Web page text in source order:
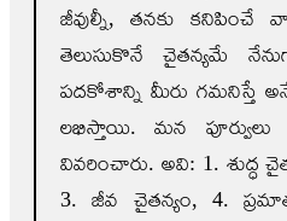
జీవుల్నీ, తనకు
తెలుసుకొనే చైతన్యమే
పదకోశాన్ని మీరు గమనిస్తే
లభిస్తాయి. మన పూర్వులు
వివరించారు. అవి: 1. శుద్ధ
3. జీవ చైతన్యం, 4.